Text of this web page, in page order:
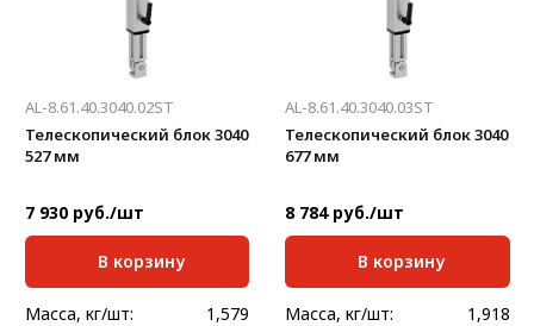
AL-8.61.40.3040.02ST
Телескопический блок 3040
527 мм
7 930 руб./шт
В корзину
Масса, кг/шт: 1,579
AL-8.61.40.3040.03ST
Телескопический блок 3040
677 мм
8 784 руб./шт
В корзину
Масса, кг/шт: 1,918